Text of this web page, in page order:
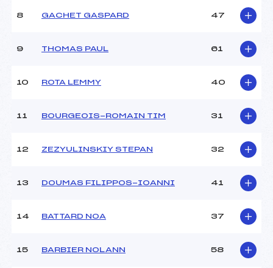
Ouvreurs C :
Ouvreurs B :
Ouvreurs D :
Température arrivée :
8 GACHET GASPARD 47
9 THOMAS PAUL 61
10 ROTA LEMMY 40
11 BOURGEOIS-ROMAIN TIM 31
12 ZEZYULINSKIY STEPAN 32
13 DOUMAS FILIPPOS-IOANNI 41
14 BATTARD NOA 37
15 BARBIER NOLANN 58